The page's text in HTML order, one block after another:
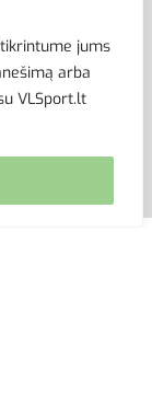
jums
arba
VLSport.lt